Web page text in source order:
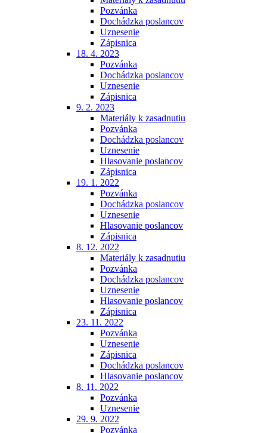
Pozvánka
Dochádzka poslancov
Uznesenie
Zápisnica
18. 4. 2023
Pozvánka
Dochádzka poslancov
Uznesenie
Zápisnica
9. 2. 2023
Materiály k zasadnutiu
Pozvánka
Dochádzka poslancov
Uznesenie
Hlasovanie poslancov
Zápisnica
19. 1. 2022
Pozvánka
Dochádzka poslancov
Uznesenie
Hlasovanie poslancov
Zápisnica
8. 12. 2022
Materiály k zasadnutiu
Pozvánka
Dochádzka poslancov
Uznesenie
Hlasovanie poslancov
Zápisnica
23. 11. 2022
Pozvánka
Uznesenie
Zápisnica
Dochádzka poslancov
Hlasovanie poslancov
8. 11. 2022
Pozvánka
Uznesenie
29. 9. 2022
Pozvánka